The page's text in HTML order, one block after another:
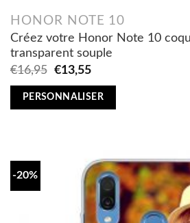
HONOR NOTE 10
Créez votre Honor Note 10
transparent souple
€16,95
Original
was:
€13,55Current
is:
PERSONNALISER
-20%